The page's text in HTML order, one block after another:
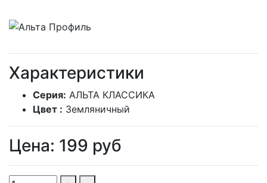
Характеристики
Серия: АЛЬТА КЛАССИКА
Цвет : Земляничный
Цена: 199 руб